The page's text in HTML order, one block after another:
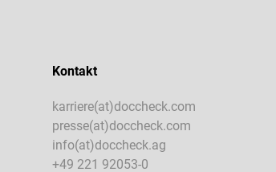
Kontakt
karriere(at)doccheck.com
presse(at)doccheck.com
info(at)doccheck.ag
+49 221 92053-0